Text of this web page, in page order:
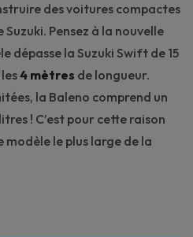
des voitures compactes
Suzuki. Pensez à la nouvelle
dépasse la Suzuki Swift de 15
les4 mètres de longueur.
la Baleno comprend un
! C’est pour cette raison
modèle le plus large de la